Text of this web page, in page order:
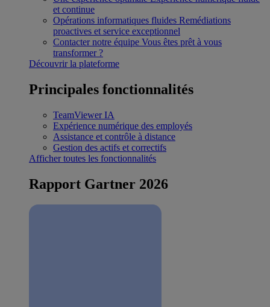
et continue
Opérations informatiques fluides Remédiations
proactives et service exceptionnel
Contacter notre équipe Vous êtes prêt à vous
transformer ?
Découvrir la plateforme
Principales fonctionnalités
TeamViewer IA
Expérience numérique des employés
Assistance et contrôle à distance
Gestion des actifs et correctifs
Afficher toutes les fonctionnalités
Rapport Gartner 2026